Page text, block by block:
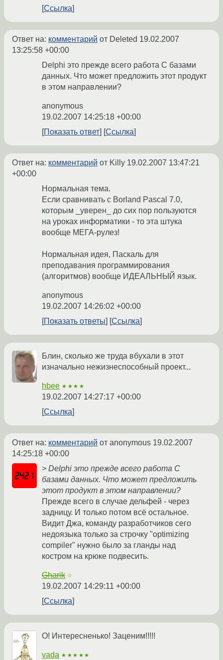
Ссылка
Ответ на: комментарий от Deleted 19.02.2007
13:25:58 +00:00
Delphi это прежде всего работа С базами
данных. Что может предложить этот продукт
в этом направлении?
anonymous
19.02.2007 14:25:18 +00:00
Показать ответ
Ссылка
Ответ на: комментарий от Killy 19.02.2007 13:47:21
+00:00
Нормальная тема.
Если сравнивать с Borland Pascal 7.0,
которым _уверен_ до сих пор пользуются
на уроках информатики - то эта штука
вообще МЕГА-рулез!
Нормальная идея, Паскаль для
преподавания программирования
(алгоритмов) вообще ИДЕАЛЬНЫЙ язык.
anonymous
19.02.2007 14:26:02 +00:00
Показать ответы
Ссылка
Блин, сколько же труда вбухали в этот
изначально нежизнеспособный проект...
hbee ★★★★
19.02.2007 14:27:17 +00:00
Ссылка
Ответ на: комментарий от anonymous 19.02.2007
14:25:18 +00:00
> Delphi это прежде всего работа С
базами данных. Что может предложить
этот продукт в этом направлении?
Прежде всего в случае дельфей - через
задницу. И только потом всё остальное.
Видит Джа, команду разработчиков сего
недоязыка только за строчку "optimizing
compiler" нужно было за гланды над
костром на крюке подвесить.
Gharik ☆
19.02.2007 14:29:11 +00:00
Ссылка
О! Интересненько! Заценим!!!!!
vada ★★★★★